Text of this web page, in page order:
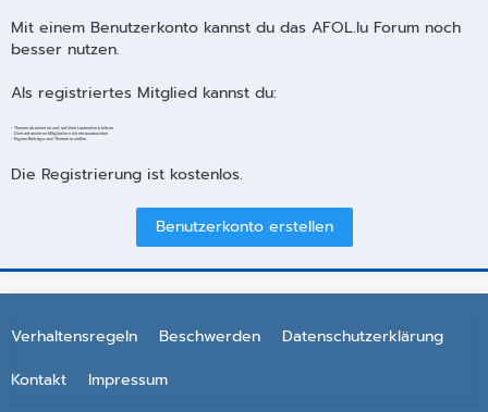
Mit einem Benutzerkonto kannst du das AFOL.lu Forum noch
besser nutzen.
Als registriertes Mitglied kannst du:
- Themen abonnieren und auf dem Laufenden bleiben
- Dich mit anderen Mitgliedern direkt austauschen
- Eigene Beiträge und Themen erstellen
Die Registrierung ist kostenlos.
Benutzerkonto erstellen
Verhaltensregeln Beschwerden
Datenschutzerklärung
Kontakt
Impressum